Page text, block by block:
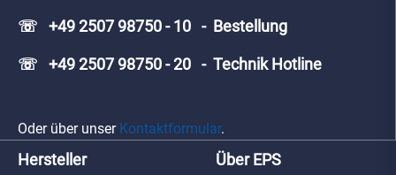
☏ +49 2507 98750 - 10 - Bestellung
☏ +49 2507 98750 - 20 - Technik Hotline
Oder über unser Kontaktformular.
Hersteller Über EPS